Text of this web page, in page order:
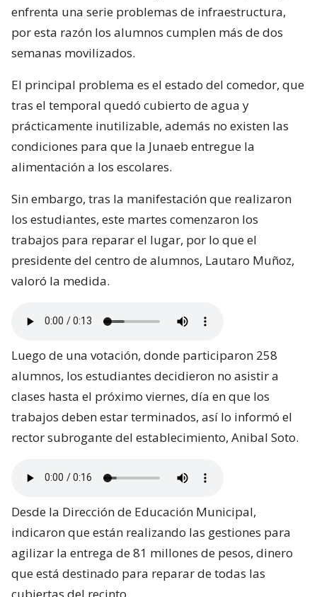
enfrenta una serie problemas de infraestructura,
por esta razón los alumnos cumplen más de dos
semanas movilizados.
El principal problema es el estado del comedor, que
tras el temporal quedó cubierto de agua y
prácticamente inutilizable, además no existen las
condiciones para que la Junaeb entregue la
alimentación a los escolares.
Sin embargo, tras la manifestación que realizaron
los estudiantes, este martes comenzaron los
trabajos para reparar el lugar, por lo que el
presidente del centro de alumnos, Lautaro Muñoz,
valoró la medida.
Luego de una votación, donde participaron 258
alumnos, los estudiantes decidieron no asistir a
clases hasta el próximo viernes, día en que los
trabajos deben estar terminados, así lo informó el
rector subrogante del establecimiento, Anibal Soto.
Desde la Dirección de Educación Municipal,
indicaron que están realizando las gestiones para
agilizar la entrega de 81 millones de pesos, dinero
que está destinado para reparar de todas las
cubiertas del recinto.